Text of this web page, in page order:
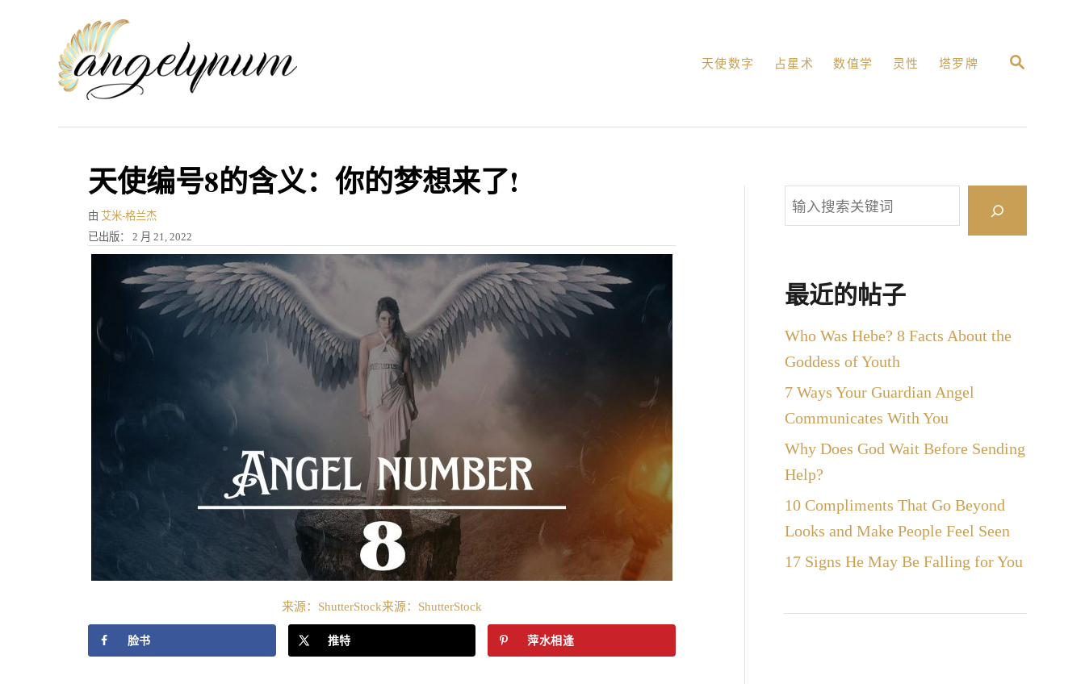
搜
天使数字 占星术 数值学 灵性 塔罗牌
天使编号8的含义：你的梦想来了!
由 作
者
艾米-格兰杰
发
表
已出版： 2 月 21, 2022
来源：ShutterStock来源：ShutterStock
脸书 推特 萍水相逢
搜
索
最近的帖子
Who Was Hebe? 8 Facts About the
Goddess of Youth
7 Ways Your Guardian Angel
Communicates With You
Why Does God Wait Before Sending
Help?
10 Compliments That Go Beyond
Looks and Make People Feel Seen
17 Signs He May Be Falling for You